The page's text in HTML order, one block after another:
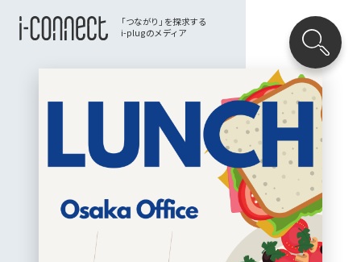
「つながり」を探求する
i-plugのメディア